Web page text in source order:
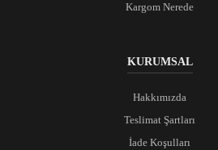
Kargom Nerede
KURUMSAL
Hakkımızda
Teslimat Şartları
İade Koşulları